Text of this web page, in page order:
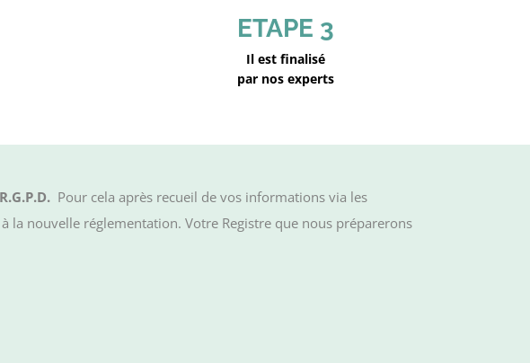
ETAPE 3
Il est finalisé
par nos experts
Pour cela après recueil de vos informations via les
la nouvelle réglementation. Votre Registre que nous préparerons